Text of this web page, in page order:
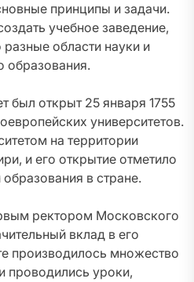
принципы и задачи.
учебное заведение,
области науки и
образования.
был открыт 25 января 1755
университетов.
на территории
и его открытие отметило
в стране.
ректором Московского
вклад в его
производилось множество
проводились уроки,